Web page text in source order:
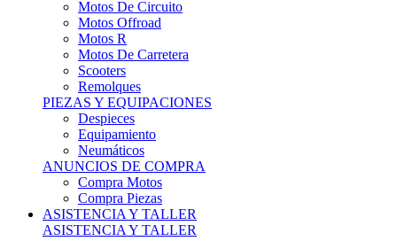
Motos R
Motos De Carretera
Scooters
Remolques
PIEZAS Y EQUIPACIONES
Despieces
Equipamiento
Neumáticos
ANUNCIOS DE COMPRA
Compra Motos
Compra Piezas
ASISTENCIA Y TALLER
ASISTENCIA Y TALLER
Camiones